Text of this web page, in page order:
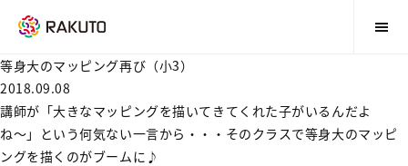
等身大のマッピング再び（小3）
2018.09.08
講師が「大きなマッピングを描いてきてくれた子がいるんだよ
ね〜」という何気ない一言から・・・そのクラスで等身大のマッピ
ングを描くのがブームに♪